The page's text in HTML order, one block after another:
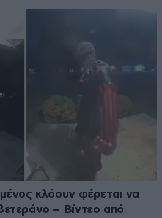
κλόουν φέρεται να
– Βίντεο από